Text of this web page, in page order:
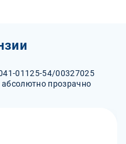
01125-54/00327025
прозрачно